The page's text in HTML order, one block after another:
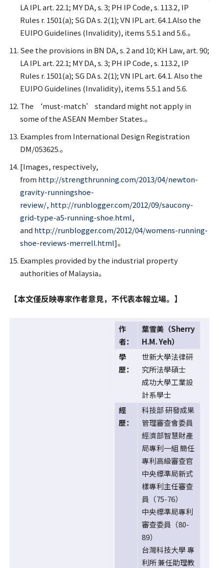
LA IPL art. 22.1; MY DA, s. 3; PH IP Code, s. 113.2, IP
Rules r. 1501(a); SG DA s. 2(1); VN IPL art. 64.1.Also the
EUIPO Guidelines (Invalidity), items 5.5.1 and 5.6.。
See the provisions in BN DA, s. 2 and 10; KH Law, art. 90;
LA IPL art. 22.1; MY DA, s. 3; PH IP Code, s. 113.2, IP
Rules r. 1501(a); SG DA s. 2(1); VN IPL art. 64.1. Also the
EUIPO Guidelines (Invalidity), items 5.5.1 and 5.6.
The ‘must-match’ standard might not apply in
some of the ASEAN Member States.。
Examples from International Design Registration
DM/053625.。
[Images, respectively,
from http://strengthrunning.com/2013/04/newton-
gravity-runningshoe-
review/, http://runblogger.com/2012/09/saucony-
grid-type-a5-running-shoe.html,
and http://runblogger.com/2012/04/womens-running-
shoe-reviews-merrell.html]。
Examples provided by the industrial property
authorities of Malaysia。
【本文僅反映專家作者意見，不代表本報立場。】
作
者：
葉雪美（Sherry
H.M. Yeh）
學
歷：
世新大學法律研
究所法學碩士
成功大學工業設
計系學士
經
歷：
科技部 研發成果
管理審查會委員
經濟部智慧財產
局專利一組 簡任
專利高級審查官
中央標準局新式
樣專利主任審查
員（75-76）
中央標準局專利
審查委員（80-
89）
台灣科技大學 專
利所 兼任助理教